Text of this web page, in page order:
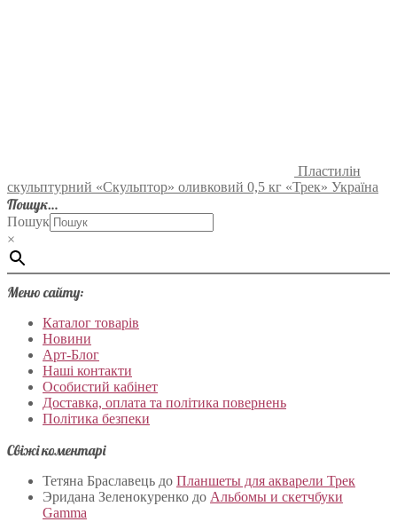
Пластилін
скульптурний «Скульптор» оливковий 0,5 кг «Трек» Україна
Пошук…
Пошук
×
Меню сайту:
Каталог товарів
Новини
Арт-Блог
Наші контакти
Особистий кабінет
Доставка, оплата та політика повернень
Політика безпеки
Свіжі коментарі
Тетяна Браславець до Планшеты для акварели Трек
Эридана Зеленокуренко до Альбомы и скетчбуки
Gamma